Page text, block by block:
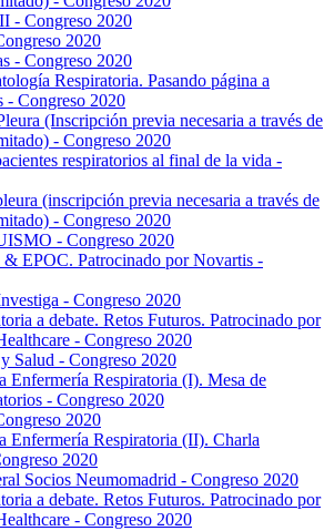
- Congreso 2020
2020
- Congreso 2020
Respiratoria. Pasando página a
- Congreso 2020
(Inscripción previa necesaria a través de
- Congreso 2020
respiratorios al final de la vida -
(inscripción previa necesaria a través de
- Congreso 2020
- Congreso 2020
& EPOC. Patrocinado por Novartis -
- Congreso 2020
a debate. Retos Futuros. Patrocinado por
- Congreso 2020
Salud - Congreso 2020
Enfermería Respiratoria (I). Mesa de
- Congreso 2020
2020
Enfermería Respiratoria (II). Charla
2020
Socios Neumomadrid - Congreso 2020
a debate. Retos Futuros. Patrocinado por
- Congreso 2020